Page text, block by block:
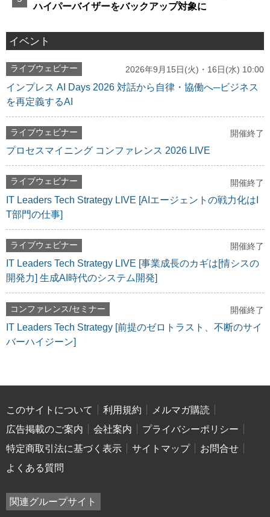
ハイパーバイザーをバックアップ対象に
イベント
ライブウェビナー 2026年9月15日(火)・16日(水) 10:00
インプレス AI Days 2026 対話から自律・協働へ─ビジネス
を再定義するAI
ライブウェビナー 開催終了
プロセスマイニング コンファレンス 2026 LIVE
ライブウェビナー 開催終了
IT Leaders Tech Strategy LIVE [AIエージェントの戦力化はI
T部門の仕事]
ライブウェビナー 開催終了
IT Leaders Tech Strategy LIVE [事業成長のカギは[情シスの
開発力] 生成AI時代のシステム開発]
コンファレンス/セミナー 開催終了
IT Leaders Tech Strategy [前提のゼロトラスト、不断のサイ
バーハイジーン]
このサイトについて 利用規約
メルマガ購読
広告掲載のご案内
会社案内
プライバシーポリシー
特定商取引法に基づく表示
サイトマップ
お問合せ
よくある質問
関連グループサイト